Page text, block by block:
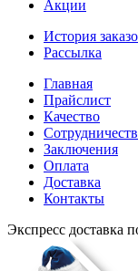
Акции
История
Рассылка
Главная
Прайслист
Качество
Заключения
Оплата
Доставка
Контакты
Экспресс доставка